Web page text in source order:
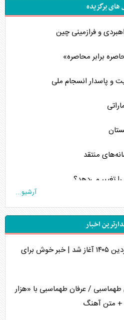
های برگزیده
و فرازمینی چین
برابر محاصره»
و پاسدار انسجام ملی
منتقد
تغییر می‌دهد؟
آمریکایی
جهانی
واشنگتن
آرشیو...
اخبار
واریز مابه‌التفاوت حقوق فروردین ۱۴۰۵ آغاز شد | خبر خوش برای
/ عرفان طهماسبی با «هزار
متن آهنگ